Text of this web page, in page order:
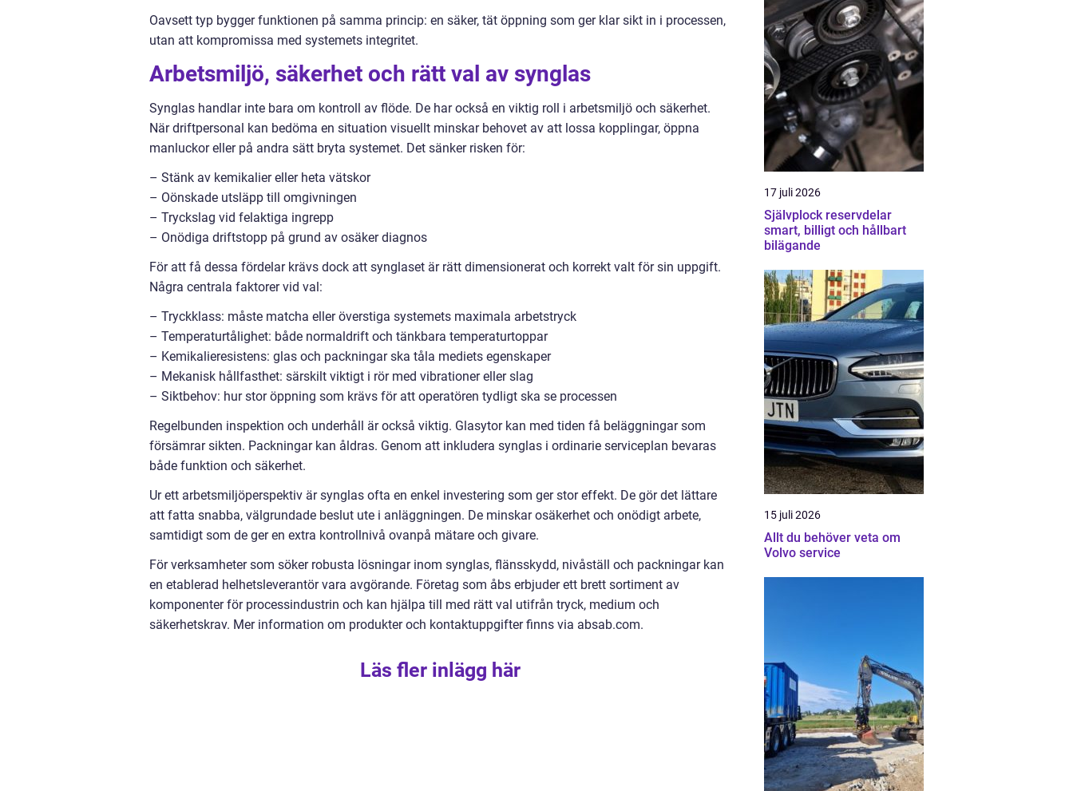
Oavsett typ bygger funktionen på samma princip: en säker, tät öppning som ger klar sikt in i processen,
utan att kompromissa med systemets integritet.
Arbetsmiljö, säkerhet och rätt val av synglas
Synglas handlar inte bara om kontroll av flöde. De har också en viktig roll i arbetsmiljö och säkerhet.
När driftpersonal kan bedöma en situation visuellt minskar behovet av att lossa kopplingar, öppna
manluckor eller på andra sätt bryta systemet. Det sänker risken för:
– Stänk av kemikalier eller heta vätskor
– Oönskade utsläpp till omgivningen
– Tryckslag vid felaktiga ingrepp
– Onödiga driftstopp på grund av osäker diagnos
För att få dessa fördelar krävs dock att synglaset är rätt dimensionerat och korrekt valt för sin uppgift.
Några centrala faktorer vid val:
– Tryckklass: måste matcha eller överstiga systemets maximala arbetstryck
– Temperaturtålighet: både normaldrift och tänkbara temperaturtoppar
– Kemikalieresistens: glas och packningar ska tåla mediets egenskaper
– Mekanisk hållfasthet: särskilt viktigt i rör med vibrationer eller slag
– Siktbehov: hur stor öppning som krävs för att operatören tydligt ska se processen
Regelbunden inspektion och underhåll är också viktig. Glasytor kan med tiden få beläggningar som
försämrar sikten. Packningar kan åldras. Genom att inkludera synglas i ordinarie serviceplan bevaras
både funktion och säkerhet.
Ur ett arbetsmiljöperspektiv är synglas ofta en enkel investering som ger stor effekt. De gör det lättare
att fatta snabba, välgrundade beslut ute i anläggningen. De minskar osäkerhet och onödigt arbete,
samtidigt som de ger en extra kontrollnivå ovanpå mätare och givare.
För verksamheter som söker robusta lösningar inom synglas, flänsskydd, nivåställ och packningar kan
en etablerad helhetsleverantör vara avgörande. Företag som åbs erbjuder ett brett sortiment av
komponenter för processindustrin och kan hjälpa till med rätt val utifrån tryck, medium och
säkerhetskrav. Mer information om produkter och kontaktuppgifter finns via absab.com.
Läs fler inlägg här
17 juli 2026
Självplock reservdelar
smart, billigt och hållbart
bilägande
15 juli 2026
Allt du behöver veta om
Volvo service